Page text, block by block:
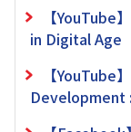
【
in Digital Age
【YouTube
Development